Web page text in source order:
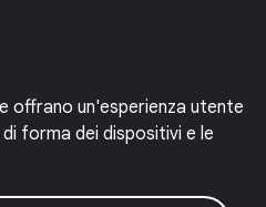
offrano un'esperienza utente
forma dei dispositivi e le